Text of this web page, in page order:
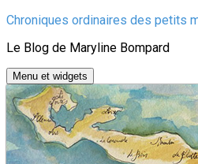
Aller
contenu
Chroniques ordinaires des petits
Le Blog de Maryline Bompard
Menu et widgets